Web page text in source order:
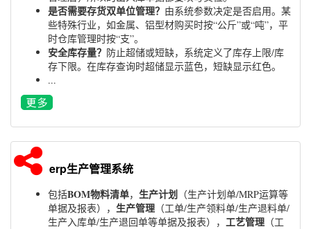
是否需要存货双单位管理？ 由系统参数决定是否启用。某
些特殊行业，如金属、铝型材购买时按“公斤”或“吨”，平
时仓库管理时按“支”。
安全库存量？ 防止超储或短缺，系统定义了库存上限/库
存下限。在库存查询时超储显示蓝色，短缺显示红色。
...
erp生产管理系统
包括BOM物料清单， 生产计划 （生产计划单/MRP运算等
单据及报表）， 生产管理 （工单/生产领料单/生产退料单/
生产入库单/生产退回单等单据及报表）， 工艺管理 （工